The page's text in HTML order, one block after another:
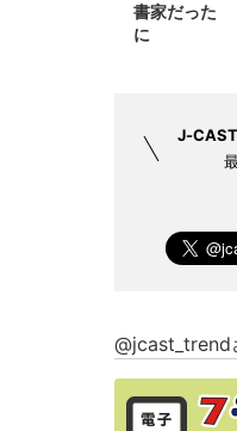
書家だった
に
J-
@jcast_trend